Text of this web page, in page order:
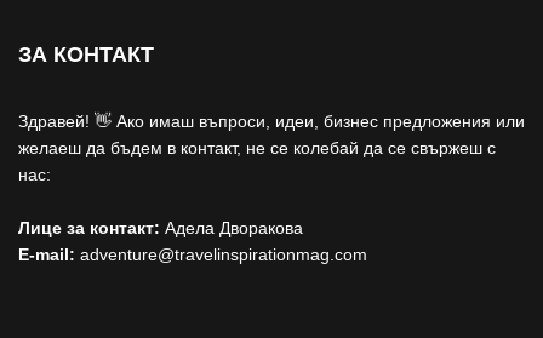
ЗА КОНТАКТ
Здравей! 👋 Ако имаш въпроси, идеи, бизнес предложения или
желаеш да бъдем в контакт, не се колебай да се свържеш с
нас:
Лице за контакт: Адела Дворакова
E-mail: adventure@travelinspirationmag.com